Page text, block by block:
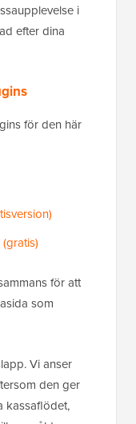
i
efter dina
för den här
för att
som
Vi anser
den ger
kassaflödet,